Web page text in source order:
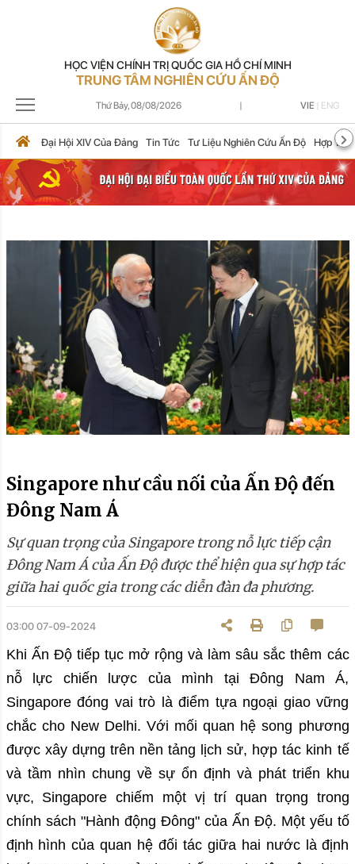
HỌC VIỆN CHÍNH TRỊ QUỐC GIA HỒ CHÍ MINH
TRUNG TÂM NGHIÊN CỨU ẤN ĐỘ
Thứ Bảy,08/08/2026 | VIE ENG
Đại Hội XIV Của Đảng Tin Tức Tư Liệu Nghiên Cứu Ấn Độ Hợp Tác
Singapore như cầu nối của Ấn Độ đến
Đông Nam Á
Sự quan trọng của Singapore trong nỗ lực tiếp cận
Đông Nam Á của Ấn Độ được thể hiện qua sự hợp tác
giữa hai quốc gia trong các diễn đàn đa phương.
03:00 07-09-2024
Khi Ấn Độ tiếp tục mở rộng và làm sâu sắc thêm các
nỗ lực chiến lược của mình tại Đông Nam Á,
Singapore đóng vai trò là điểm tựa ngoại giao vững
chắc cho New Delhi. Với mối quan hệ song phương
được xây dựng trên nền tảng lịch sử, hợp tác kinh tế
và tầm nhìn chung về sự ổn định và phát triển khu
vực, Singapore chiếm một vị trí quan trọng trong
chính sách "Hành động Đông" của Ấn Độ. Một yếu tố
định hình của quan hệ đối tác giữa hai nước là định